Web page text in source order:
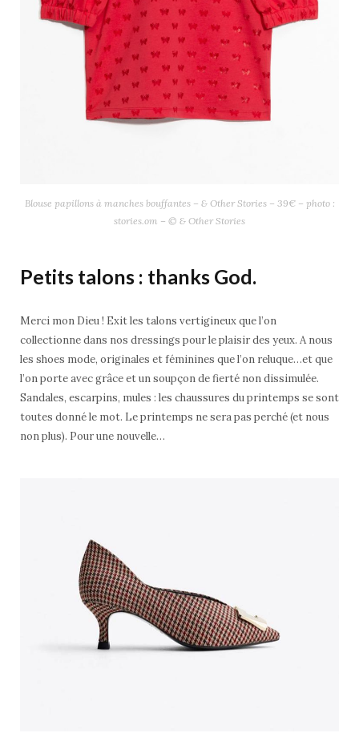
Blouse papillons à manches bouffantes – & Other Stories – 39€ – photo :
stories.om – © & Other Stories
Petits talons : thanks God.
Merci mon Dieu ! Exit les talons vertigineux que l’on
collectionne dans nos dressings pour le plaisir des yeux. A nous
les shoes mode, originales et féminines que l’on reluque…et que
l’on porte avec grâce et un soupçon de fierté non dissimulée.
Sandales, escarpins, mules : les chaussures du printemps se sont
toutes donné le mot. Le printemps ne sera pas perché (et nous
non plus). Pour une nouvelle…